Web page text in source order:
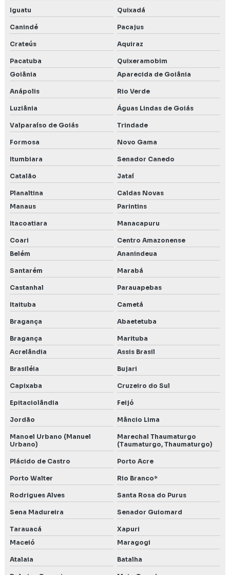
Iguatu Quixadá
Canindé Pacajus
Crateús Aquiraz
Pacatuba
Quixeramobim
Goiânia
Aparecida de Goiânia
Anápolis Rio Verde
Luziânia Águas Lindas de Goiás
Valparaíso de Goiás Trindade
Formosa Novo Gama
Itumbiara Senador Canedo
Catalão Jataí
Planaltina
Caldas Novas
Manaus
Parintins
Itacoatiara Manacapuru
Coari
Centro Amazonense
Belém
Ananindeua
Santarém Marabá
Castanhal Parauapebas
Itaituba Cametá
Bragança Abaetetuba
Bragança
Marituba
Acrelândia
Assis Brasil
Brasiléia Bujari
Capixaba Cruzeiro do Sul
Epitaciolândia Feijó
Jordão Mâncio Lima
Manoel Urbano (Manuel
Urbano)
Marechal Thaumaturgo
(Taumaturgo, Thaumaturgo)
Plácido de Castro Porto Acre
Porto Walter Rio Branco*
Rodrigues Alves Santa Rosa do Purus
Sena Madureira Senador Guiomard
Tarauacá
Xapuri
Maceió
Maragogi
Atalaia Batalha